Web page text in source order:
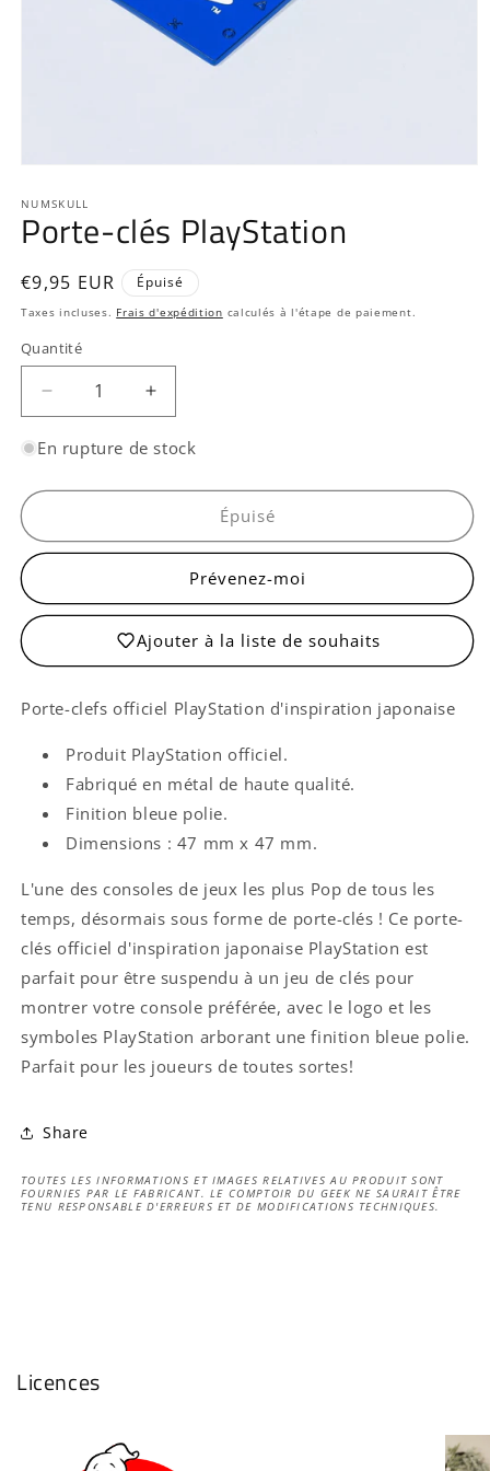
média
1
dans
modale
NUMSKULL
Porte-clés PlayStation
Prix
habituel
€9,95 EUR Épuisé
Taxes incluses. Frais d'expédition calculés à l'étape de paiement.
Quantité
Quantité
Réduire
la
quantité
Porte-
PlayStation
Augmenter
la
quantité
Porte-
PlayStation
En rupture de stock
Épuisé
Prévenez-moi
Ajouter à la liste de souhaits
Porte-clefs officiel PlayStation d'inspiration japonaise
Produit PlayStation officiel.
Fabriqué en métal de haute qualité.
Finition bleue polie.
Dimensions : 47 mm x 47 mm.
L'une des consoles de jeux les plus Pop de tous les
temps, désormais sous forme de porte-clés ! Ce porte-
clés officiel d'inspiration japonaise PlayStation est
parfait pour être suspendu à un jeu de clés pour
montrer votre console préférée, avec le logo et les
symboles PlayStation arborant une finition bleue polie.
Parfait pour les joueurs de toutes sortes!
Share
TOUTES LES INFORMATIONS ET IMAGES RELATIVES AU PRODUIT SONT
FOURNIES PAR LE FABRICANT. LE COMPTOIR DU GEEK NE SAURAIT ÊTRE
TENU RESPONSABLE D'ERREURS ET DE MODIFICATIONS TECHNIQUES.
Licences